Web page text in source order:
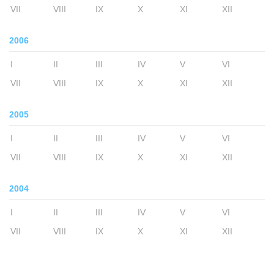
VII
VIII IX X XI XII
2006
I II III IV V
VI
VII
VIII IX X XI XII
2005
I II III IV V
VI
VII
VIII IX X XI XII
2004
I II III IV V
VI
VII
VIII IX X XI XII